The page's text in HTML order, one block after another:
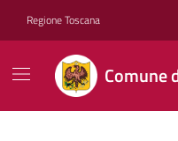
Regione Toscana
Comune